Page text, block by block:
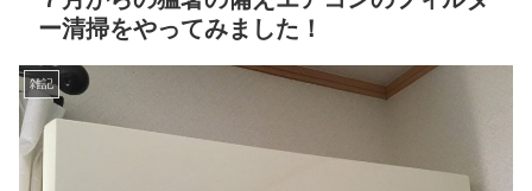
ー清掃をやってみました！
雑記